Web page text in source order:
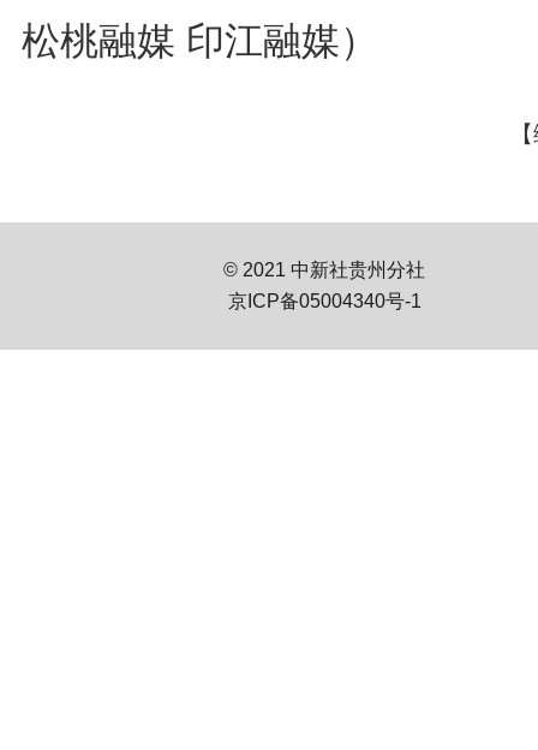
松桃融媒 印江融媒）
© 2021 中新社贵州分社
京ICP备05004340号-1